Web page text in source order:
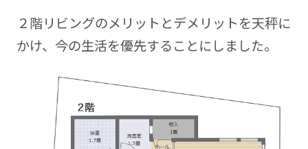
２階リビングのメリットとデメリットを天秤に
かけ、今の生活を優先することにしました。